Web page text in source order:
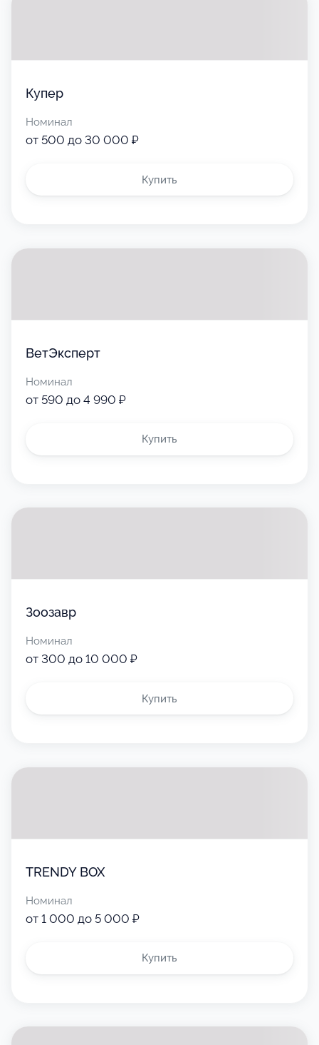
Купер
Номинал
от 500 до 30 000 ₽
Купить
ВетЭксперт
Номинал
от 590 до 4 990 ₽
Купить
Зоозавр
Номинал
от 300 до 10 000 ₽
Купить
TRENDY BOX
Номинал
от 1 000 до 5 000 ₽
Купить